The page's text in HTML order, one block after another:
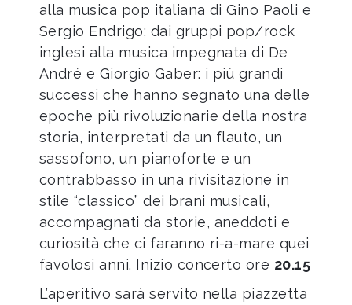
alla musica pop italiana di Gino Paoli e
Sergio Endrigo; dai gruppi pop/rock
inglesi alla musica impegnata di De
André e Giorgio Gaber: i più grandi
successi che hanno segnato una delle
epoche più rivoluzionarie della nostra
storia, interpretati da un flauto, un
sassofono, un pianoforte e un
contrabbasso in una rivisitazione in
stile “classico” dei brani musicali,
accompagnati da storie, aneddoti e
curiosità che ci faranno ri-a-mare quei
favolosi anni. Inizio concerto ore 20.15
L’aperitivo sarà servito nella piazzetta